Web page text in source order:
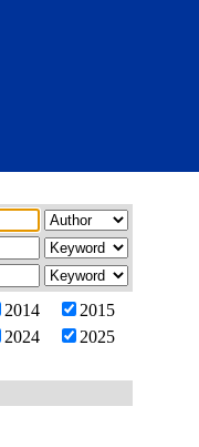
2014
2015
2024
2025